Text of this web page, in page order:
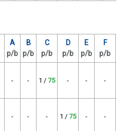
A
p/b
B
p/b
C
p/b
D
p/b
E
p/b
F
p/b
- - 1 / 75 - - -
- - - 1 / 75 - -